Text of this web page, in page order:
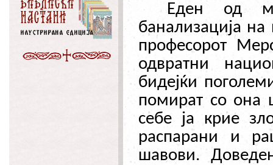
Еден од
банализација
професорот
одвратни
бидејќи
помират со она
себе ја крие
распарани и
шавови.